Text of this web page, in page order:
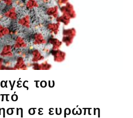
του
σε ευρώπη